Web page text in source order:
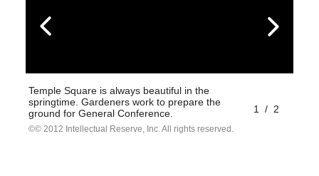
Temple Square is always beautiful in the
springtime. Gardeners work to prepare the
ground for General Conference.
© 2012 Intellectual Reserve, Inc. All rights reserved.
1 / 2